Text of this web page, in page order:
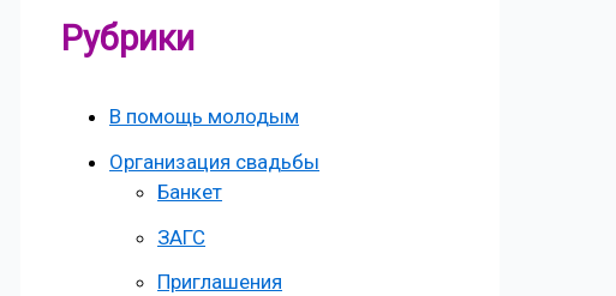
Рубрики
В помощь молодым
Организация свадьбы
Банкет
ЗАГС
Приглашения